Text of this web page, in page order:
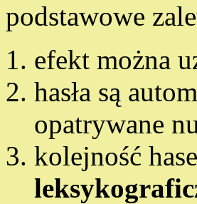
podstawowe
efekt można
hasła są
opatrywane
kolejność